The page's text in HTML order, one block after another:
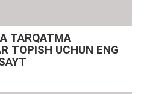
TARQATMA
TOPISH UCHUN ENG